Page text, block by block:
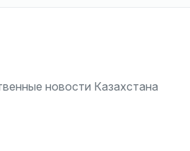
новости Казахстана